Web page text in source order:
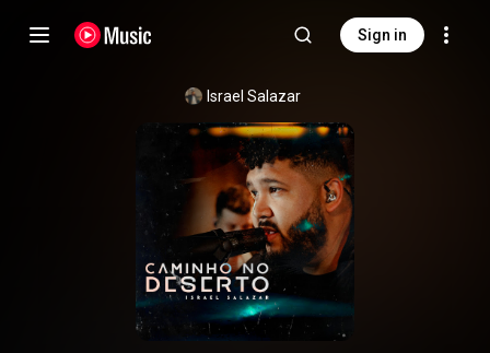
Sign in
Israel Salazar